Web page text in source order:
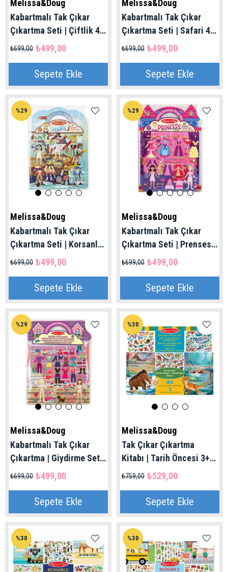
Melissa&Doug
Kabartmalı Tak Çıkar
Çıkartma Seti | Çiftlik 4+
Yaş
₺499,00
₺699,00
Sepete Ekle
Melissa&Doug
Kabartmalı Tak Çıkar
Çıkartma Seti | Safari 4+
Yaş
₺499,00
₺699,00
Sepete Ekle
Melissa&Doug
Kabartmalı Tak Çıkar
Çıkartma Seti | Korsanlar
4+ Yaş ₺499,00
₺699,00
Sepete Ekle
%29
Melissa&Doug
Kabartmalı Tak Çıkar
Çıkartma Seti | Prenses
4+ Yaş ₺499,00
₺699,00
Sepete Ekle
%29
Melissa&Doug
Kabartmalı Tak Çıkar
Çıkartma | Giydirme Seti
4+ Yaş ₺499,00
₺699,00
Sepete Ekle
%29
Melissa&Doug
Tak Çıkar Çıkartma
Kitabı | Tarih Öncesi 3+
Yaş
₺529,00
₺759,00
Sepete Ekle
%30
%30 %30